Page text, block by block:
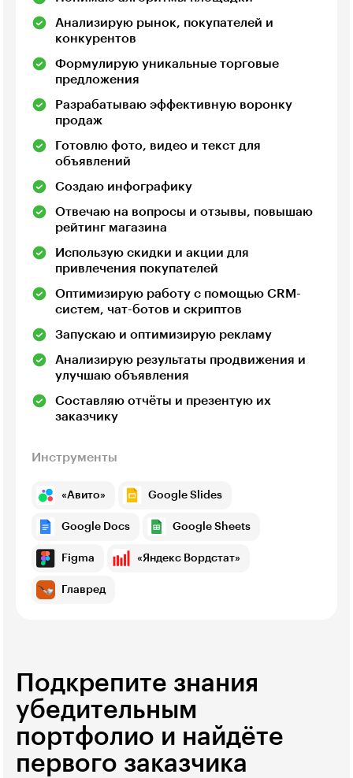
Анализирую рынок, покупателей и
конкурентов
Формулирую уникальные торговые
предложения
Разрабатываю эффективную воронку
продаж
Готовлю фото, видео и текст для
объявлений
Создаю инфографику
Отвечаю на вопросы и отзывы, повышаю
рейтинг магазина
Использую скидки и акции для
привлечения покупателей
Оптимизирую работу с помощью CRM-
систем, чат-ботов и скриптов
Запускаю и оптимизирую рекламу
Анализирую результаты продвижения и
улучшаю объявления
Составляю отчёты и презентую их
заказчику
Инструменты
«Авито» Google Slides
Google Docs Google Sheets
Figma «Яндекс Вордстат»
Главред
Подкрепите знания
убедительным
портфолио и найдёте
первого заказчика